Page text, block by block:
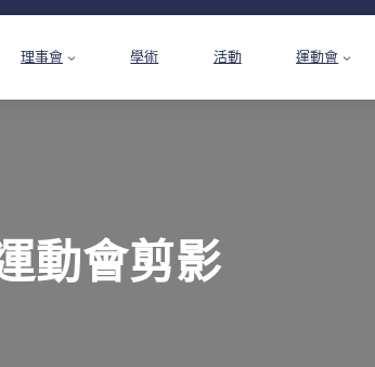
理事會 學術 活動 運動會
動會剪影